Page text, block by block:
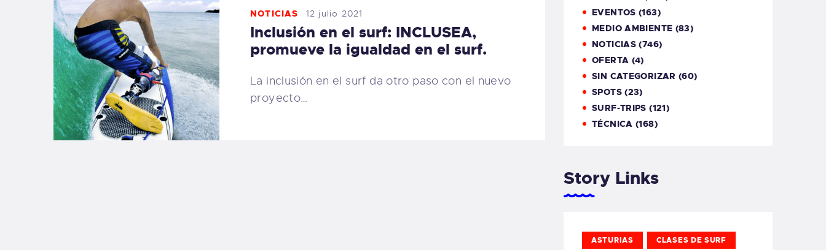
NOTICIAS 12 julio 2021
Inclusión en el surf: INCLUSEA,
promueve la igualdad en el surf.
La inclusión en el surf da otro paso con el nuevo
proyecto…
EVENTOS (163)
MEDIO AMBIENTE (83)
NOTICIAS (746)
OFERTA (4)
SIN CATEGORIZAR (60)
SPOTS(23)
SURF-TRIPS (121)
TÉCNICA (168)
Story Links
ASTURIAS CLASES DE SURF